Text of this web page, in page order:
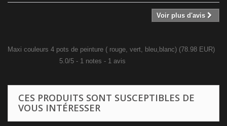
Voir plus d'avis
Maxi couleurs 4 pots de peinture ( rouge, vert, bleu,blanc) (78.98 EUR)
5.0/5 - 1 notes - 1 avis
CES PRODUITS SONT SUSCEPTIBLES DE
VOUS INTÉRESSER